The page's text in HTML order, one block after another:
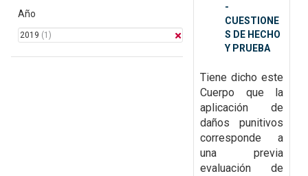
Año
2019 (1)
-
CUESTIONE
S DE HECHO
Y PRUEBA
Tiene dicho este
Cuerpo que la
aplicación de
daños punitivos
corresponde a
una previa
evaluación de